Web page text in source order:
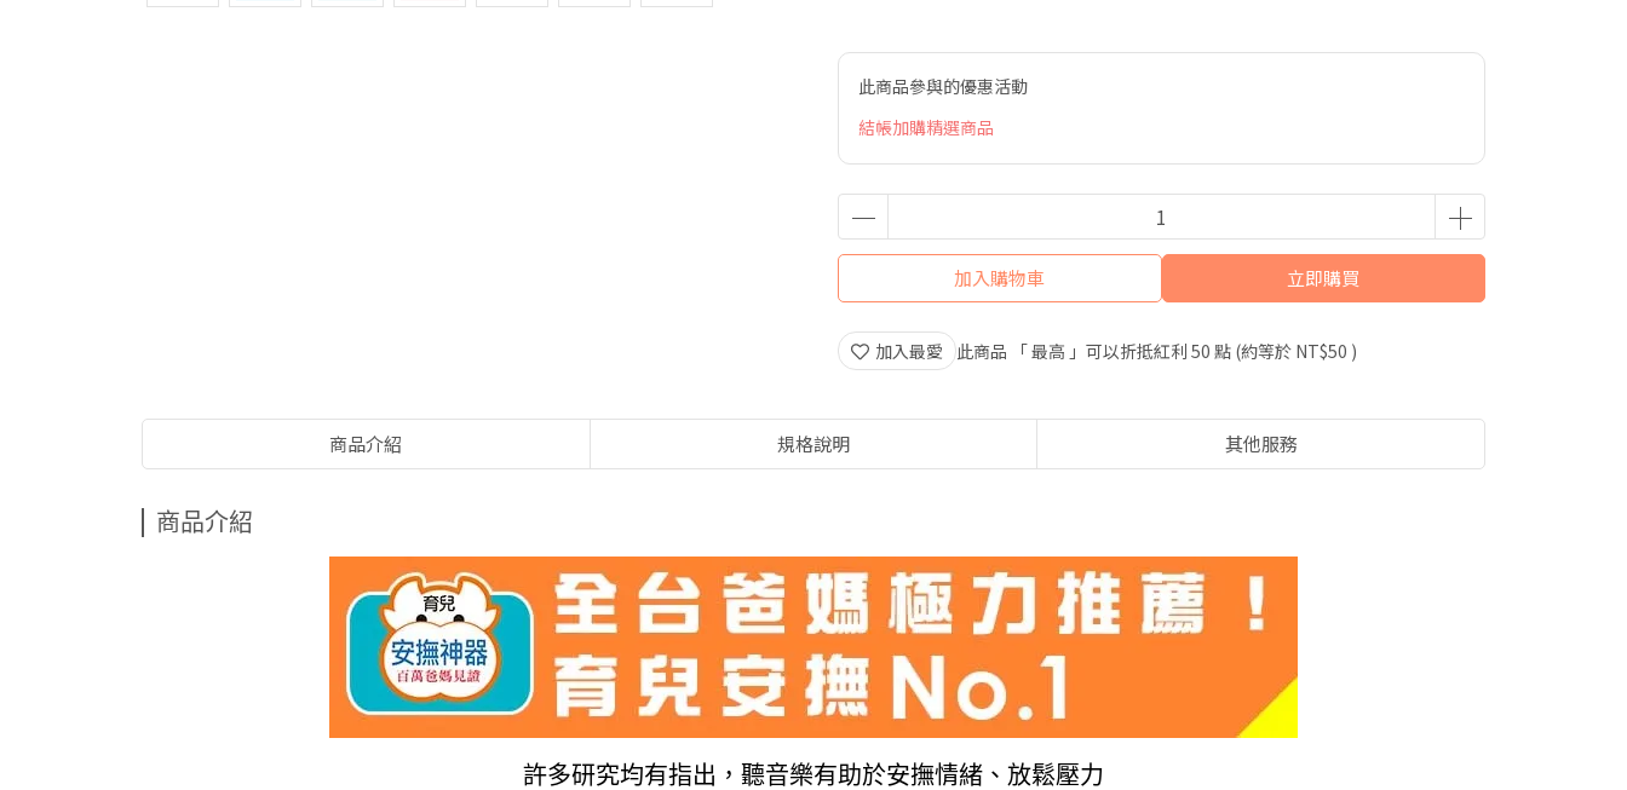
此商品參與的優惠活動
結帳加購精選商品
加入購物車 立即購買
加入最愛 此商品 「 最高 」可以折抵紅利 50 點 (約等於 NT$50 )
商品介紹 規格說明 其他服務
商品介紹
許多研究均有指出，聽音樂有助於安撫情緒、放鬆壓力